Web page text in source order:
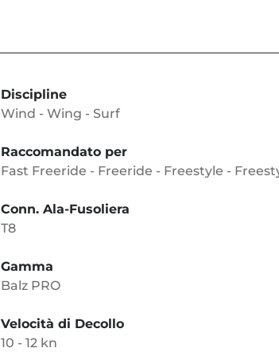
Discipline
Wind - Wing - Surf
Raccomandato per
Fast Freeride - Freeride - Freestyle -
Conn. Ala-Fusoliera
T8
Gamma
Balz PRO
Velocità di Decollo
10 - 12 kn